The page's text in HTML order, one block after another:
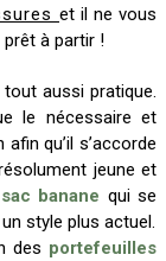
et il ne vous
prêt à partir !
aussi pratique.
le nécessaire et
qu’il s’accorde
jeune et
sac banane qui se
style plus actuel.
des portefeuilles